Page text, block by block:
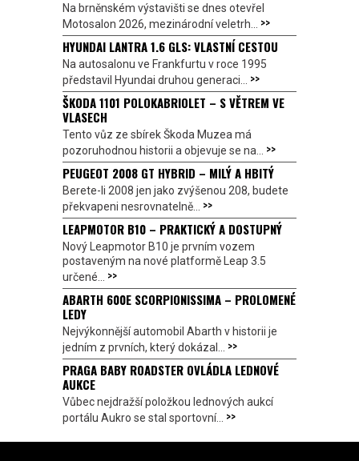
Na brněnském výstavišti se dnes otevřel
Motosalon 2026, mezinárodní veletrh... >>
HYUNDAI LANTRA 1.6 GLS: VLASTNÍ CESTOU
Na autosalonu ve Frankfurtu v roce 1995
představil Hyundai druhou generaci... >>
ŠKODA 1101 POLOKABRIOLET – S VĚTREM VE
VLASECH
Tento vůz ze sbírek Škoda Muzea má
pozoruhodnou historii a objevuje se na... >>
PEUGEOT 2008 GT HYBRID – MILÝ A HBITÝ
Berete-li 2008 jen jako zvýšenou 208, budete
překvapeni nesrovnatelně... >>
LEAPMOTOR B10 – PRAKTICKÝ A DOSTUPNÝ
Nový Leapmotor B10 je prvním vozem
postaveným na nové platformě Leap 3.5
určené... >>
ABARTH 600E SCORPIONISSIMA – PROLOMENÉ
LEDY
Nejvýkonnější automobil Abarth v historii je
jedním z prvních, který dokázal... >>
PRAGA BABY ROADSTER OVLÁDLA LEDNOVÉ
AUKCE
Vůbec nejdražší položkou lednových aukcí
portálu Aukro se stal sportovní... >>